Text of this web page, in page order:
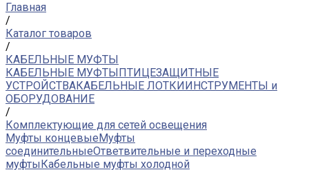
Главная
/
Каталог товаров
/
КАБЕЛЬНЫЕ МУФТЫ
КАБЕЛЬНЫЕ МУФТЫПТИЦЕЗАЩИТНЫЕ
УСТРОЙСТВАКАБЕЛЬНЫЕ ЛОТКИИНСТРУМЕНТЫ и
ОБОРУДОВАНИЕ
/
Комплектующие для сетей освещения
Муфты концевыеМуфты
соединительныеОтветвительные и переходные
муфтыКабельные муфты холодной